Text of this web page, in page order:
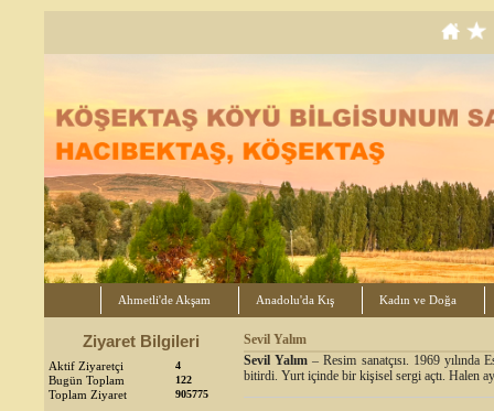
Ahmetli'de Akşam Anadolu'da Kış Kadın ve Doğa
Ziyaret Bilgileri
Aktif Ziyaretçi 4
Bugün Toplam 122
Toplam Ziyaret 905775
Sevil Yalım
Sevil Yalım – Resim sanatçısı. 1969
bitirdi. Yurt içinde bir kişisel sergi açtı. Halen